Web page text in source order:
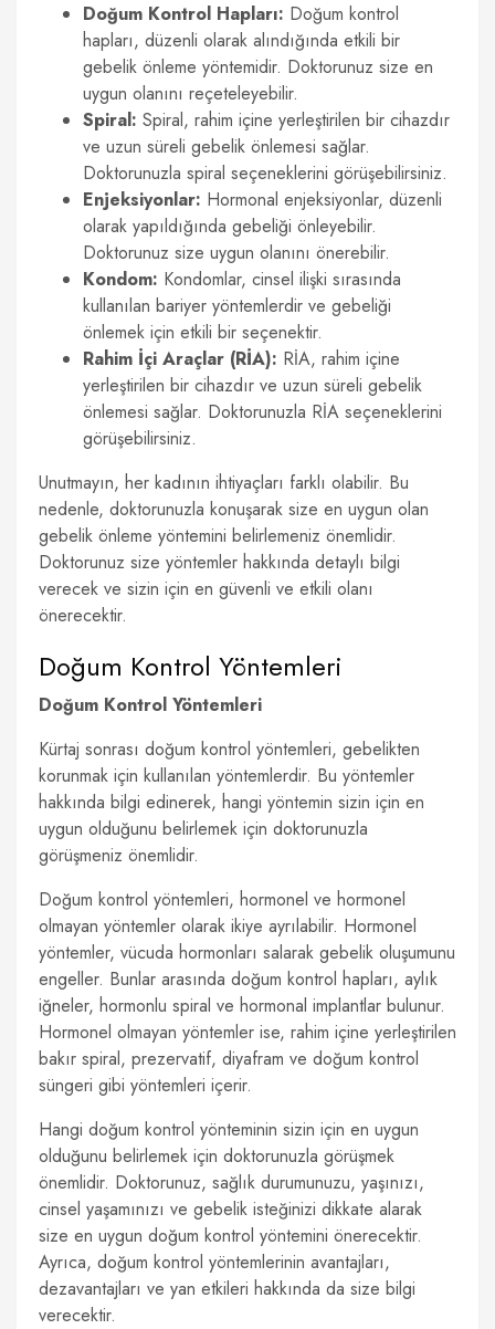
Doğum Kontrol Hapları: Doğum kontrol
hapları, düzenli olarak alındığında etkili bir
gebelik önleme yöntemidir. Doktorunuz size en
uygun olanını reçeteleyebilir.
Spiral: Spiral, rahim içine yerleştirilen bir cihazdır
ve uzun süreli gebelik önlemesi sağlar.
Doktorunuzla spiral seçeneklerini görüşebilirsiniz.
Enjeksiyonlar: Hormonal enjeksiyonlar, düzenli
olarak yapıldığında gebeliği önleyebilir.
Doktorunuz size uygun olanını önerebilir.
Kondom: Kondomlar, cinsel ilişki sırasında
kullanılan bariyer yöntemlerdir ve gebeliği
önlemek için etkili bir seçenektir.
Rahim İçi Araçlar (RİA): RİA, rahim içine
yerleştirilen bir cihazdır ve uzun süreli gebelik
önlemesi sağlar. Doktorunuzla RİA seçeneklerini
görüşebilirsiniz.
Unutmayın, her kadının ihtiyaçları farklı olabilir. Bu
nedenle, doktorunuzla konuşarak size en uygun olan
gebelik önleme yöntemini belirlemeniz önemlidir.
Doktorunuz size yöntemler hakkında detaylı bilgi
verecek ve sizin için en güvenli ve etkili olanı
önerecektir.
Doğum Kontrol Yöntemleri
Doğum Kontrol Yöntemleri
Kürtaj sonrası doğum kontrol yöntemleri, gebelikten
korunmak için kullanılan yöntemlerdir. Bu yöntemler
hakkında bilgi edinerek, hangi yöntemin sizin için en
uygun olduğunu belirlemek için doktorunuzla
görüşmeniz önemlidir.
Doğum kontrol yöntemleri, hormonel ve hormonel
olmayan yöntemler olarak ikiye ayrılabilir. Hormonel
yöntemler, vücuda hormonları salarak gebelik oluşumunu
engeller. Bunlar arasında doğum kontrol hapları, aylık
iğneler, hormonlu spiral ve hormonal implantlar bulunur.
Hormonel olmayan yöntemler ise, rahim içine yerleştirilen
bakır spiral, prezervatif, diyafram ve doğum kontrol
süngeri gibi yöntemleri içerir.
Hangi doğum kontrol yönteminin sizin için en uygun
olduğunu belirlemek için doktorunuzla görüşmek
önemlidir. Doktorunuz, sağlık durumunuzu, yaşınızı,
cinsel yaşamınızı ve gebelik isteğinizi dikkate alarak
size en uygun doğum kontrol yöntemini önerecektir.
Ayrıca, doğum kontrol yöntemlerinin avantajları,
dezavantajları ve yan etkileri hakkında da size bilgi
verecektir.